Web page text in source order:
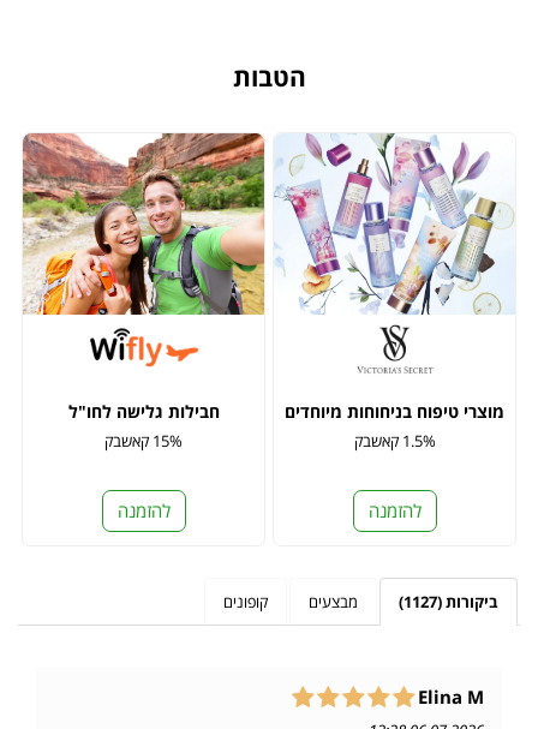
הטבות
מוצרי טיפוח בניחוחות מיוחדים
1.5% קאשבק
להזמנה
חבילות גלישה לחו"ל
15% קאשבק
להזמנה
ביקורות (1127) מבצעים קופונים
Elina M